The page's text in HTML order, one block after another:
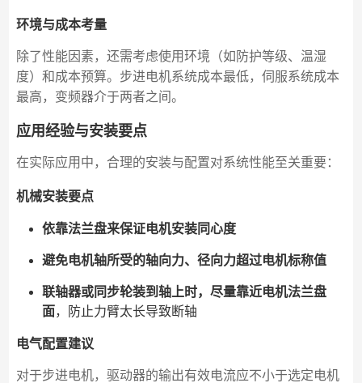
环境与成本考量
除了性能因素，还需考虑使用环境（如防护等级、温湿
度）和成本预算。步进电机系统成本最低，伺服系统成本
最高，变频器介于两者之间。
应用经验与安装要点
在实际应用中，合理的安装与配置对系统性能至关重要：
机械安装要点
依靠法兰盘来保证电机安装同心度
避免电机轴所受的轴向力、径向力超过电机标称值
联轴器或同步轮装到轴上时，尽量靠近电机法兰盘
面，防止力臂太长导致断轴
电气配置建议
对于步进电机，驱动器的输出有效电流应不小于选定电机